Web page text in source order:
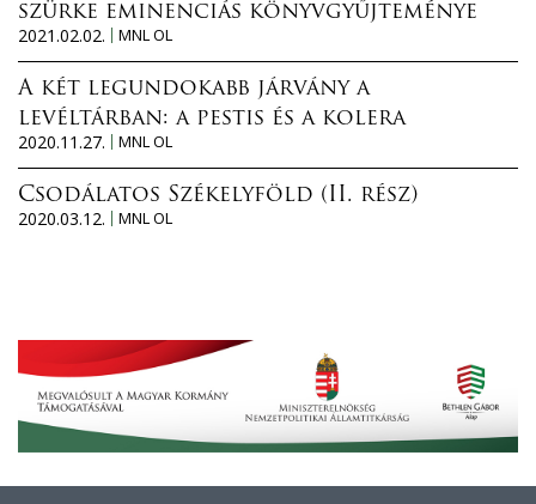
szürke eminenciás könyvgyűjteménye
2021.02.02.
MNL OL
A két legundokabb járvány a
levéltárban: a pestis és a kolera
2020.11.27.
MNL OL
Csodálatos Székelyföld (II. rész)
2020.03.12.
MNL OL